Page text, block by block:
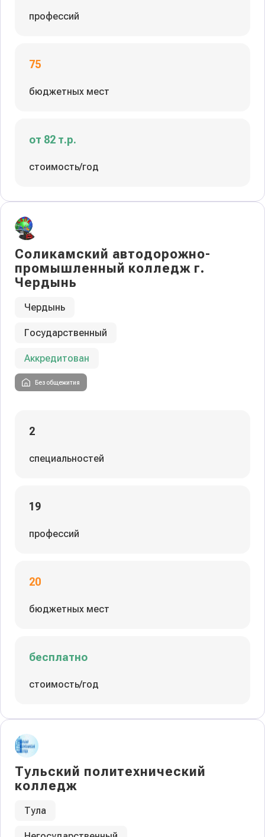
профессий
75
бюджетных мест
от 82 т.р.
стоимость/год
Соликамский автодорожно-
промышленный колледж г.
Чердынь
Чердынь
Государственный
Аккредитован
Без общежития
2
специальностей
19
профессий
20
бюджетных мест
бесплатно
стоимость/год
Тульский политехнический
колледж
Тула